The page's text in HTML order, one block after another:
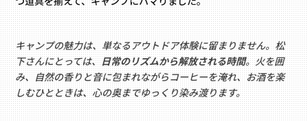
キャンプの魅力は、単なるアウトドア体験に留まりません。松
下さんにとっては、日常のリズムから解放される時間。火を囲
み、自然の香りと音に包まれながらコーヒーを淹れ、お酒を楽
しむひとときは、心の奥までゆっくり染み渡ります。